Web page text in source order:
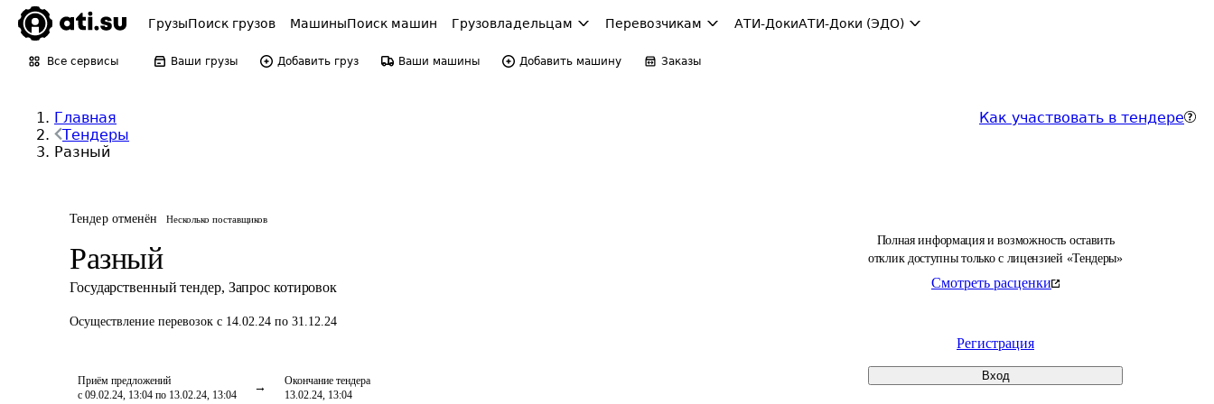
ГрузыПоиск грузов МашиныПоиск машин Грузовладельцам Перевозчикам АТИ-ДокиАТИ-Доки (ЭДО)
Все сервисы Ваши грузы Добавить груз Ваши машины Добавить машину Заказы
Главная
Тендеры
Разный
Как участвовать в тендере
Тендер отменён Несколько поставщиков
Разный
Государственный тендер, Запрос котировок
Осуществление перевозок с 14.02.24 по 31.12.24
Приём предложений
с 09.02.24, 13:04 по 13.02.24, 13:04
Окончание тендера
13.02.24, 13:04
Полная информация и возможность оставить
отклик доступны только с лицензией «Тендеры»
Смотреть расценки
Регистрация
Вход